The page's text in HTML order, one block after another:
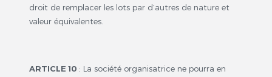
droit de remplacer les lots par d’autres de nature et
valeur équivalentes.
ARTICLE 10 : La société organisatrice ne pourra en